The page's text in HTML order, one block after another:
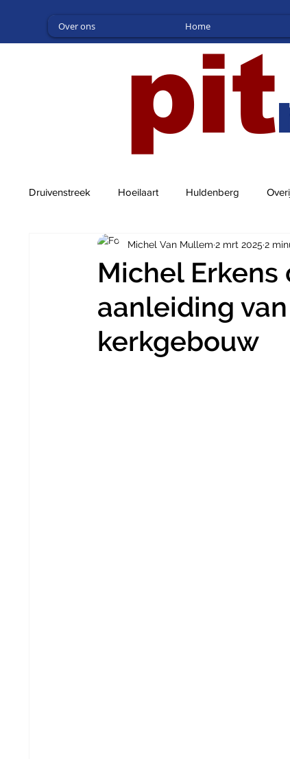
Over ons Home
pit
Druivenstreek Hoeilaart Huldenberg
Michel
aanleiding
kerkgebouw
Michel Van Mullem 2 mrt 2025 2